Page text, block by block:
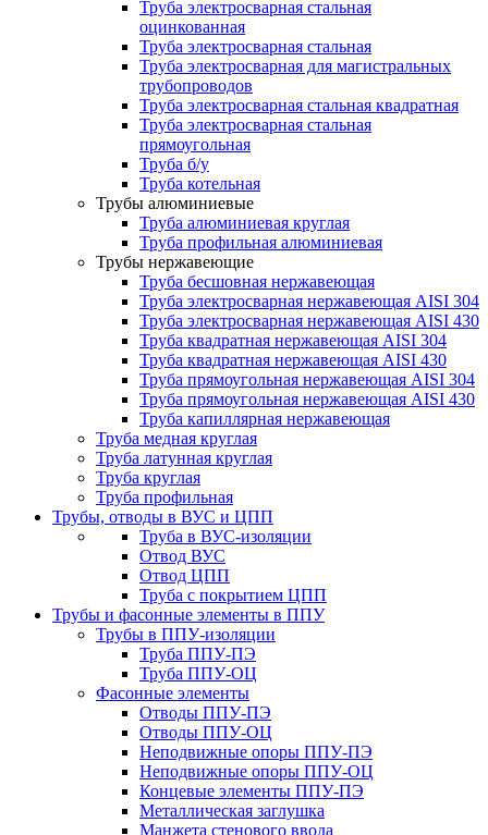
Труба электросварная стальная
оцинкованная
Труба электросварная стальная
Труба электросварная для магистральных
трубопроводов
Труба электросварная стальная квадратная
Труба электросварная стальная
прямоугольная
Труба б/у
Труба котельная
Трубы алюминиевые
Труба алюминиевая круглая
Труба профильная алюминиевая
Трубы нержавеющие
Труба бесшовная нержавеющая
Труба электросварная нержавеющая AISI 304
Труба электросварная нержавеющая AISI 430
Труба квадратная нержавеющая AISI 304
Труба квадратная нержавеющая AISI 430
Труба прямоугольная нержавеющая AISI 304
Труба прямоугольная нержавеющая AISI 430
Труба капиллярная нержавеющая
Труба медная круглая
Труба латунная круглая
Труба круглая
Труба профильная
Трубы, отводы в ВУС и ЦПП
Труба в ВУС-изоляции
Отвод ВУС
Отвод ЦПП
Труба с покрытием ЦПП
Трубы и фасонные элементы в ППУ
Трубы в ППУ-изоляции
Труба ППУ-ПЭ
Труба ППУ-ОЦ
Фасонные элементы
Отводы ППУ-ПЭ
Отводы ППУ-ОЦ
Неподвижные опоры ППУ-ПЭ
Неподвижные опоры ППУ-ОЦ
Концевые элементы ППУ-ПЭ
Металлическая заглушка
Манжета стенового ввода